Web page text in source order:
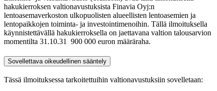
hakukierroksen valtionavustuksista Finavia Oyj:n
lentoasemaverkoston ulkopuolisten alueellisten lentoasemien ja
lentopaikkojen toiminta- ja investointimenoihin. Tällä ilmoituksella
käynnistettävällä hakukierroksella on jaettavana valtion talousarvion
momentilta 31.10.31 900 000 euron määräraha.
Sovellettava oikeudellinen sääntely
Tässä ilmoituksessa tarkoitettuihin valtionavustuksiin sovelletaan: